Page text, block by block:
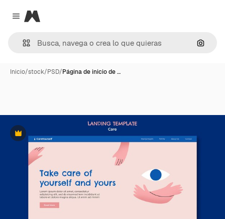
Close menu
Magnific
Inicio/stock/PSD/Página de inicio de …
Premium